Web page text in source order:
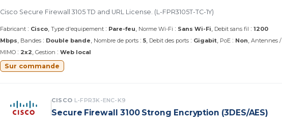
Cisco Secure Firewall 3105 TD and URL License. (L-FPR3105T-TC-1Y)
Fabricant : Cisco Type d'equipement : Pare-feu Norme Wi-Fi : Sans Wi-Fi Debit sans fil : 1200
Mbps Bandes : Double bande Nombre de ports : 5 Debit des ports : Gigabit PoE : Non Antennes /
MIMO : 2x2 Gestion : Web local
Sur commande
CISCO L-FPR3K-ENC-K9
Secure Firewall 3100 Strong Encryption (3DES/AES)